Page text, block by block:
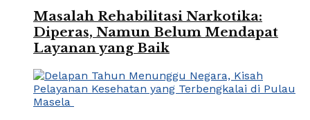
Masalah Rehabilitasi Narkotika:
Diperas, Namun Belum Mendapat
Layanan yang Baik